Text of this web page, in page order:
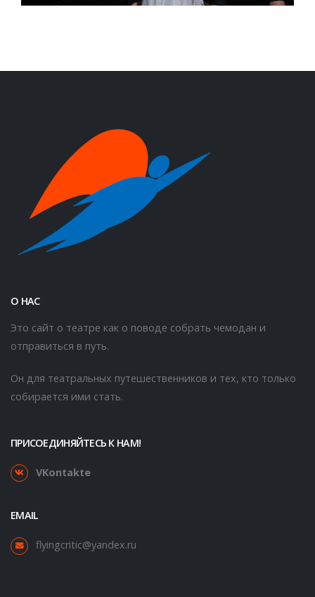
О НАС
Это сайт о театре как о поводе собрать чемодан и
отправиться в путь.
Он для театральных путешественников и тех, кто только
собирается ими стать.
ПРИСОЕДИНЯЙТЕСЬ К НАМ!
VKontakte
EMAIL
flyingcritic@yandex.ru